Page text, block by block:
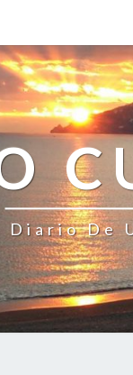
Diario De